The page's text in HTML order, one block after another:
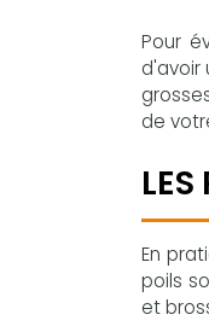
Pour
d'avoir
de
LES
En
poils
et